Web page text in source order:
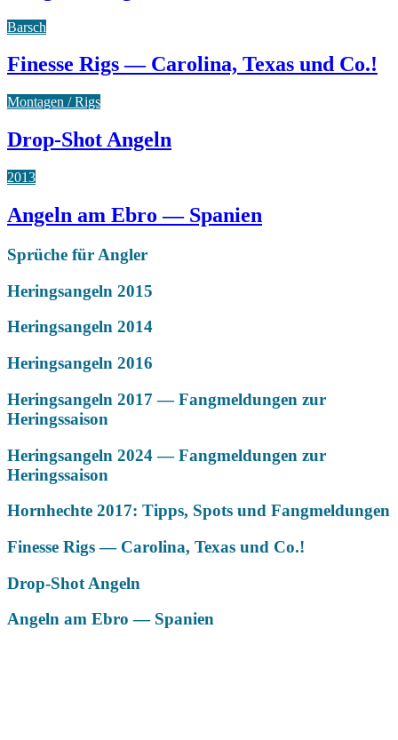
Barsch
Finesse Rigs — Carolina, Texas und Co.!
Montagen / Rigs
Drop-Shot Angeln
2013
Angeln am Ebro — Spanien
Sprüche für Angler
Heringsangeln 2015
Heringsangeln 2014
Heringsangeln 2016
Heringsangeln 2017 — Fangmeldungen zur
Heringssaison
Heringsangeln 2024 — Fangmeldungen zur
Heringssaison
Hornhechte 2017: Tipps, Spots und Fangmeldungen
Finesse Rigs — Carolina, Texas und Co.!
Drop-Shot Angeln
Angeln am Ebro — Spanien